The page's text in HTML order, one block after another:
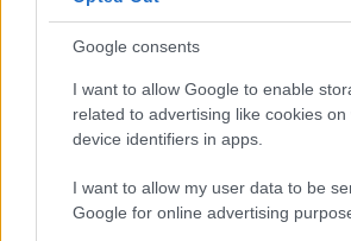
Google consents
I want to allow Google to enable
related to advertising like cookies on
device identifiers in apps.
I want to allow my user data to be
Google for online advertising